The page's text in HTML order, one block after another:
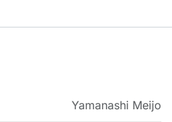
Yamanashi Meijo